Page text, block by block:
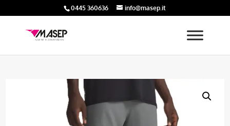
0445 360636 info@masep.it